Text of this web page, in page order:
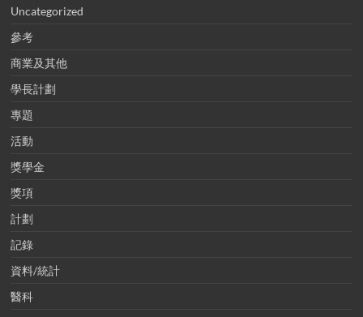
Uncategorized
參考
商業及其他
學長計劃
專題
活動
獎學金
獎項
計劃
記錄
資料/統計
醫科